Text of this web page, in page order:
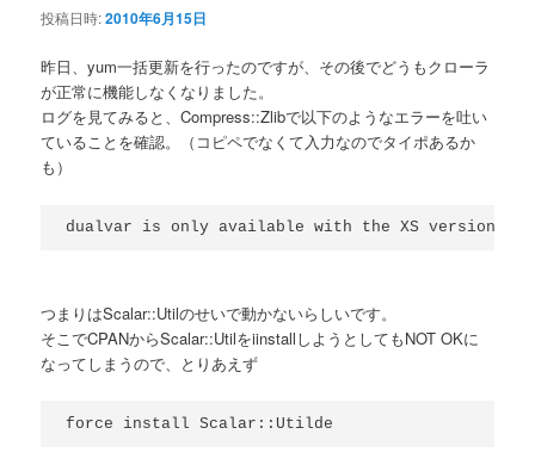
投稿日時:2010年6月15日
昨日、yum一括更新を行ったのですが、その後でどうもクローラ
が正常に機能しなくなりました。
ログを見てみると、Compress::Zlibで以下のようなエラーを吐い
ていることを確認。（コピペでなくて入力なのでタイポあるか
も）
dualvar is only available with the XS version
つまりはScalar::Utilのせいで動かないらしいです。
そこでCPANからScalar::UtilをiinstallしようとしてもNOT OKに
なってしまうので、とりあえず
force install Scalar::Utilde